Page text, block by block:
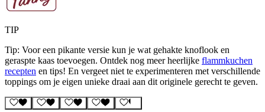
TIP
Tip: Voor een pikante versie kun je wat gehakte knoflook en
geraspte kaas toevoegen. Ontdek nog meer heerlijke flammkuchen
recepten en tips! En vergeet niet te experimenteren met verschillende
toppings om je eigen unieke draai aan dit originele gerecht te geven.